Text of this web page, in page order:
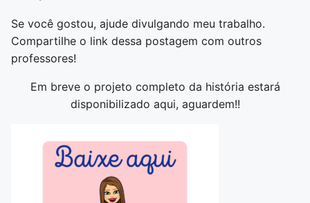
Se você gostou, ajude divulgando meu trabalho.
Compartilhe o link dessa postagem com outros
professores!
Em breve o projeto completo da história estará
disponibilizado aqui, aguardem!!